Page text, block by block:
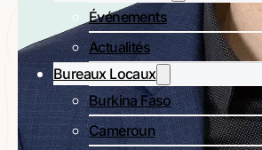
Événements
Actualités
Bureaux Locaux
Burkina Faso
Cameroun